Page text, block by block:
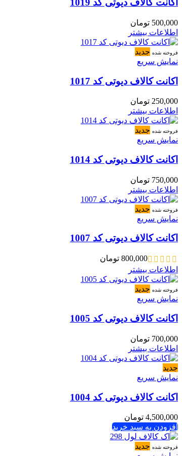
اکانت کالاف دیوتی کد 1019
500,000 تومان
اطلاعات بیشتر
فروخته شده جدید
نمایش سریع
اکانت کالاف دیوتی کد 1017
250,000 تومان
اطلاعات بیشتر
فروخته شده جدید
نمایش سریع
اکانت کالاف دیوتی کد 1014
750,000 تومان
اطلاعات بیشتر
فروخته شده جدید
نمایش سریع
اکانت کالاف دیوتی کد 1007
800,000 تومان
اطلاعات بیشتر
فروخته شده جدید
نمایش سریع
اکانت کالاف دیوتی کد 1005
700,000 تومان
اطلاعات بیشتر
جدید
نمایش سریع
اکانت کالاف دیوتی کد 1004
4,500,000 تومان
افزودن به سبد خرید
فروخته شده جدید